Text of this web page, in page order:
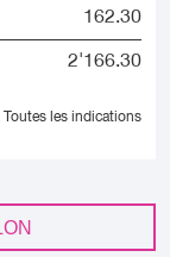
162.30
2'166.30
Toutes les indications